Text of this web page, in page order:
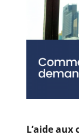
L’aide